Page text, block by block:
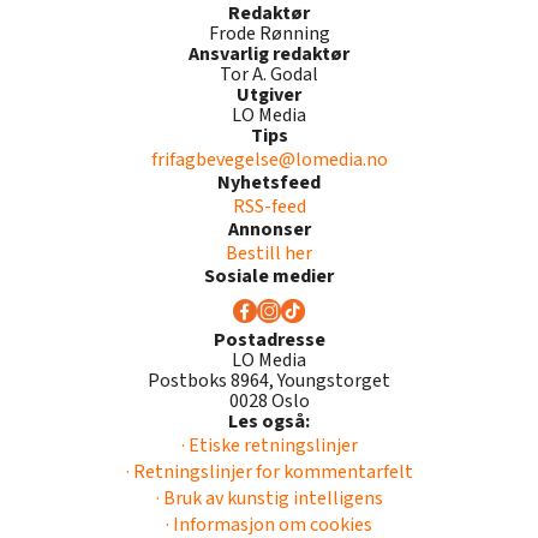
Redaktør
Frode Rønning
Ansvarlig redaktør
Tor A. Godal
Utgiver
LO Media
Tips
frifagbevegelse@lomedia.no
Nyhetsfeed
RSS-feed
Annonser
Bestill her
Sosiale medier
Postadresse
LO Media
Postboks 8964, Youngstorget
0028 Oslo
Les også:
· Etiske retningslinjer
· Retningslinjer for kommentarfelt
· Bruk av kunstig intelligens
· Informasjon om cookies